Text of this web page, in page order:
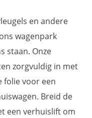
en andere
wagenpark
staan. Onze
zorgvuldig in met
folie voor een
Breid de
een verhuislift om